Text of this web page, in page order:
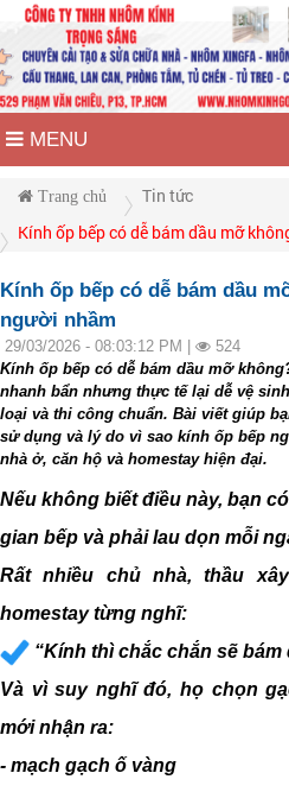
MENU
Trang chủ
Tin tức
Kính ốp bếp có dễ bám dầu mỡ
Kính ốp bếp có dễ bám dầu
người nhầm
29/03/2026 - 08:03:12 PM |
524
Kính ốp bếp có dễ bám dầu mỡ
nhanh bẩn nhưng thực tế lại dễ vệ
loại và thi công chuẩn. Bài viết giúp
sử dụng và lý do vì sao kính ốp bếp
nhà ở, căn hộ và homestay hiện đại.
Nếu không biết điều này, bạn
gian bếp và phải lau dọn mỗi
Rất nhiều chủ nhà, thầu
homestay từng nghĩ:
“Kính thì chắc chắn sẽ
Và vì suy nghĩ đó, họ chọn
mới nhận ra:
- mạch gạch ố vàng